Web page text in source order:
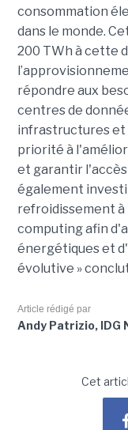
consommation
dans le monde.
200 TWh à cette
répondre aux
centres de
infrastructures et
priorité à
et garantir
également
refroidissement à
computing afin
énergétiques et
évolutive »
Article rédigé par
Andy Patrizio, IDG
Cet